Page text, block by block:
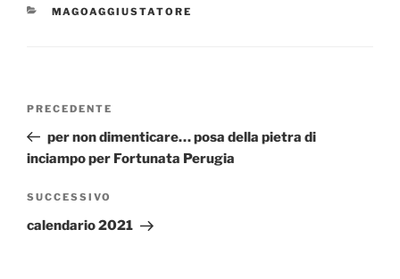
CATEGORIE
MAGOAGGIUSTATORE
Articolo
precedente:
PRECEDENTE
per non dimenticare… posa della pietra di
inciampo per Fortunata Perugia
Articolo
successivo
SUCCESSIVO
calendario 2021